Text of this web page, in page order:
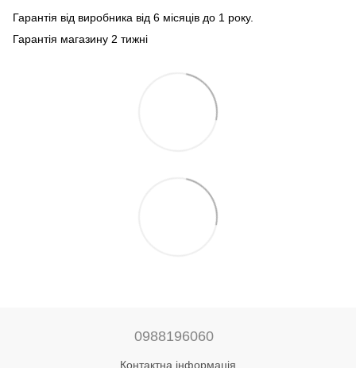
Гарантія від виробника від 6 місяців до 1 року.
Гарантія магазину 2 тижні
0988196060
Контактна інформація